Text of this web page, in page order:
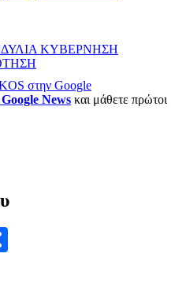
ΚΥΒΕΡΝΗΣΗ
στην Google
News και μάθετε πρώτοι